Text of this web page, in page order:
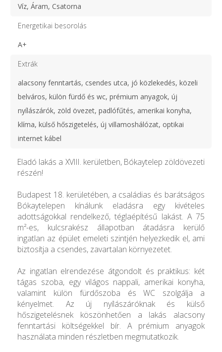
Víz, Áram, Csatorna
Energetikai besorolás
A+
Extrák
alacsony fenntartás, csendes utca, jó közlekedés, közeli
belváros, külön fürdő és wc, prémium anyagok, új
nyílászárók, zöld övezet, padlófűtés, amerikai konyha,
klíma, külső hőszigetelés, új villamoshálózat, optikai
internet kábel
Eladó lakás a XVIII. kerületben, Bókaytelep zöldövezeti
részén!
Budapest 18. kerületében, a családias és barátságos
Bókaytelepen kínálunk eladásra egy kivételes
adottságokkal rendelkező, téglaépítésű lakást. A 75
m²-es, kulcsrakész állapotban átadásra kerülő
ingatlan az épület emeleti szintjén helyezkedik el, ami
biztosítja a csendes, zavartalan környezetet.
Az ingatlan elrendezése átgondolt és praktikus: két
tágas szoba, egy világos nappali, amerikai konyha,
valamint külön fürdőszoba és WC szolgálja a
kényelmet. Az új nyílászáróknak és külső
hőszigetelésnek köszönhetően a lakás alacsony
fenntartási költségekkel bír. A prémium anyagok
használata minden részletben megmutatkozik.